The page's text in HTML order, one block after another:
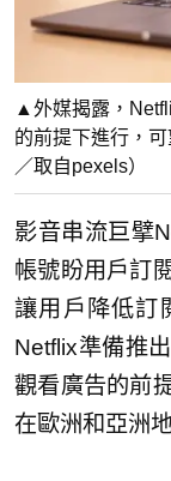
▲外媒揭露，
的前提下進行，
／取自pexels）
影音串流巨擘
帳號盼用戶訂
讓用戶降低訂
Netflix準備推
觀看廣告的前
在歐洲和亞洲